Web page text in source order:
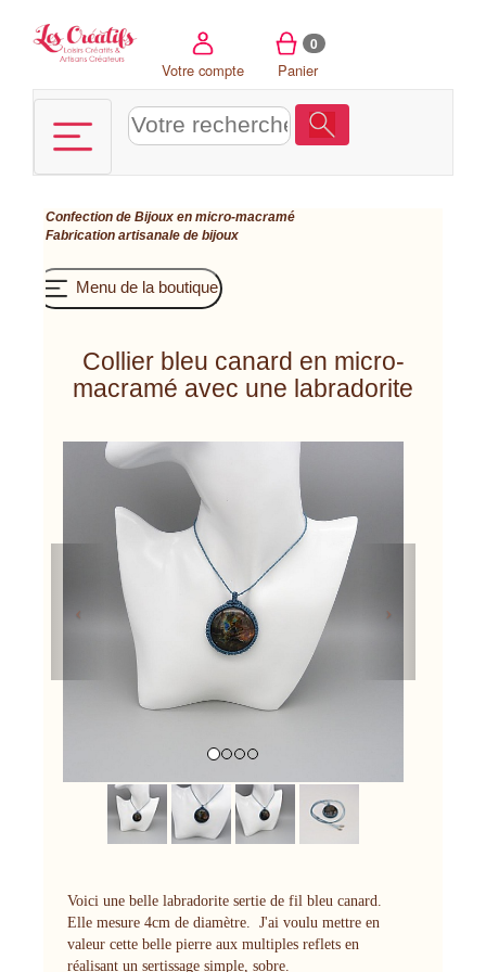
Votre compte
0
Panier
Confection de Bijoux en micro-macramé
Fabrication artisanale de bijoux
Menu de la boutique
Collier bleu canard en micro-
macramé avec une labradorite
Previous
Voici une belle labradorite sertie de fil bleu canard.
Elle mesure 4cm de diamètre. J'ai voulu mettre en
valeur cette belle pierre aux multiples reflets en
réalisant un sertissage simple, sobre.